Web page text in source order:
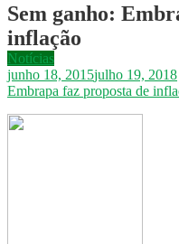
Sem ganho:
inflação
Notícias
junho 18, 2015julho 19, 2018
Embrapa faz proposta de